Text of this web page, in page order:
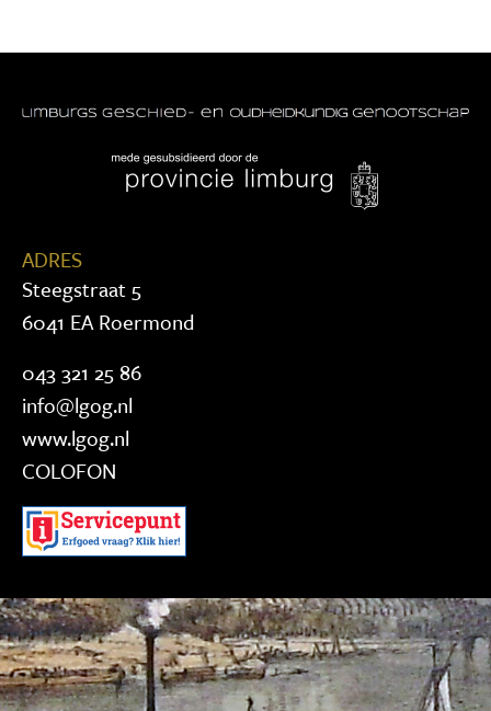
ADRES
Steegstraat 5
6041 EA Roermond
043 321 25 86
info@lgog.nl
www.lgog.nl
COLOFON